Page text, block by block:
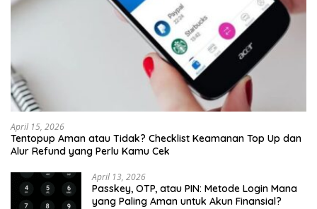
April 15, 2026
Tentopup Aman atau Tidak? Checklist Keamanan Top Up dan
Alur Refund yang Perlu Kamu Cek
April 13, 2026
Passkey, OTP, atau PIN: Metode Login Mana
yang Paling Aman untuk Akun Finansial?